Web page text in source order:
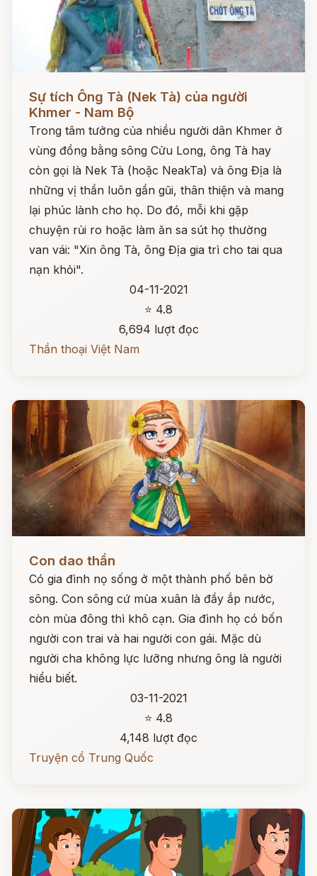
Sự tích Ông Tà (Nek Tà) của người
Khmer - Nam Bộ
Trong tâm tưởng của nhiều người dân Khmer ở
vùng đồng bằng sông Cửu Long, ông Tà hay
còn gọi là Nek Tà (hoặc NeakTa) và ông Địa là
những vị thần luôn gần gũi, thân thiện và mang
lại phúc lành cho họ. Do đó, mỗi khi gặp
chuyện rủi ro hoặc làm ăn sa sút họ thường
van vái: "Xin ông Tà, ông Địa gia trì cho tai qua
nạn khỏi".
04-11-2021
⭐ 4.8
6,694 lượt đọc
Thần thoại Việt Nam
Con dao thần
Có gia đình nọ sống ở một thành phố bên bờ
sông. Con sông cứ mùa xuân là đầy ắp nước,
còn mùa đông thì khô cạn. Gia đình họ có bốn
người con trai và hai người con gái. Mặc dù
người cha không lực lưỡng nhưng ông là người
hiểu biết.
03-11-2021
⭐ 4.8
4,148 lượt đọc
Truyện cổ Trung Quốc